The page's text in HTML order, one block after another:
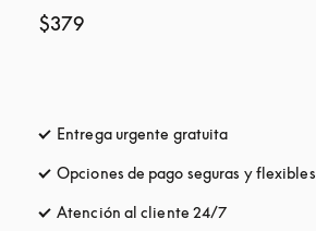
$379
Entrega urgente gratuita
Opciones de pago seguras y flexibles
Atención al cliente 24/7